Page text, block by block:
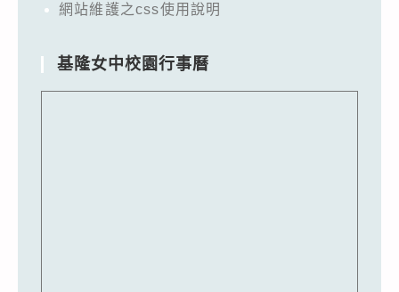
網站維護之css使用說明
基隆女中校園行事曆